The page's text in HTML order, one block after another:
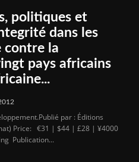
politiques et
dans les
contre la
pays africains
par : Éditions
Price: €31 | $44 | £28 | ¥4000
Publication...